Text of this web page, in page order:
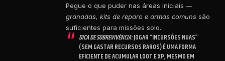
Pegue o que puder nas áreas iniciais —
granadas, kits de reparo e armas comuns são
suficientes para missões solo.
DICA DE SOBREVIVÊNCIA:JOGAR “INCURSÕES NUAS”
(SEM GASTAR RECURSOS RAROS) É UMA FORMA
EFICIENTE DE ACUMULAR LOOT E XP, MESMO EM